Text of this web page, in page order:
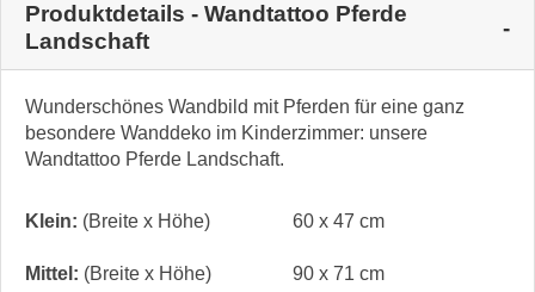
Produktdetails - Wandtattoo Pferde
Landschaft
Wunderschönes Wandbild mit Pferden für eine ganz
besondere Wanddeko im Kinderzimmer: unsere
Wandtattoo Pferde Landschaft.
Klein: (Breite x Höhe) 60 x 47 cm
Mittel: (Breite x Höhe) 90 x 71 cm